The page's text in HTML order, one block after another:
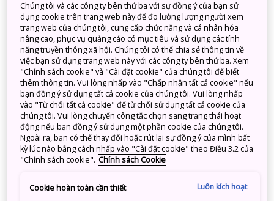
MÙA XUÂN GÕ CỬA: NGẮM HOA ANH ĐÀO
KHOE SẮC TẠI KYUSHU
Ngày 17 tháng 3 năm 2026
Vietnam JNTO
Nằm ở phía Tây Nam của Nhật Bản, vùng Kyushu
tháng 3 đến đầu tháng 4, không khí nơi đây bắt đầu
Chúng tôi và các công ty bên thứ ba với sự đồng ý của bạn sử
dụng cookie trên trang web này để đo lường lượng người xem
trang web của chúng tôi, cung cấp chức năng và cá nhân hóa
nâng cao, phục vụ quảng cáo có mục tiêu và sử dụng các tính
năng truyền thông xã hội. Chúng tôi có thể chia sẻ thông tin về
việc bạn sử dụng trang web này với các công ty bên thứ ba. Xem
"Chính sách cookie" và "Cài đặt cookie" của chúng tôi để biết
thêm thông tin. Vui lòng nhấp vào "Chấp nhận tất cả cookie" nếu
bạn đồng ý sử dụng tất cả cookie của chúng tôi. Vui lòng nhấp
vào "Từ chối tất cả cookie" để từ chối sử dụng tất cả cookie của
chúng tôi. Vui lòng chuyển công tắc chọn sang trạng thái hoạt
động nếu bạn đồng ý sử dụng một phần cookie của chúng tôi.
Ngoài ra, bạn có thể thay đổi hoặc rút lại sự đồng ý của mình bất
kỳ lúc nào bằng cách nhấp vào "Cài đặt cookie" theo Điều 3.2 của
"Chính sách cookie". Chính sách Cookie
Cookie hoàn toàn cần thiết Luôn kích hoạt